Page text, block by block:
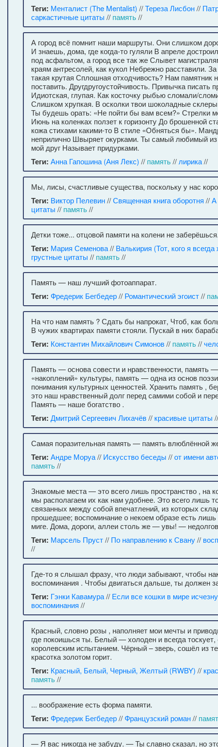
Теги: Менталист (The Mentalist) //Тереза Лисбон//
саркастичные цитаты // память//
А город всё помнит наши маршруты. Они слишком
И знаешь, дома, где когда-то гуляли В апреле
под асфальтом, а город все так же Слывет
краям антресолей, как кукол Небрежно расставили.
такая крутая Сплошная отходчивость? Нам памятник
поставить. Другдругоустойчивость. Привычка писать
Идиотская, глупая. Как косточку рыбью сломали/
Слишком хрупкая. В осколки твои шоколадные
Ты будешь орать: «Не пойти бы вам всем?» Стрелки
Июнь на коленках ползет к горизонту До брошенной
кожа стихами какими-то В стиле «Обняться бы».
неприлично Швыряет окурками. Ты самый любимый из
мой друг Называет придурками.
Теги: Анна Гапошина (Аня Лекс) // память// лирика//
Мы, лисы, счастливые существа, поскольку у нас
Теги: Виктор Пелевин//Священная книга оборотня //А
цитаты // память//
Детки тоже... отцовой памяти на колени не
Теги: Мария Семенова// Валькирия (Тот, кого я
грустные цитаты // память//
Память — наш лучший фотоаппарат.
Теги: Фредерик Бегбедер// Романтический эгоист//
На что нам память ? Сдать бы напрокат, Чтоб, как
В чужих квартирах памяти стояли. Пускай в них
Теги: Константин Михайлович Симонов// память//
Память — основа совести и нравственности, память
«накоплений» культуры, память — одна из основ
понимания культурных ценностей. Хранить память ,
это наш нравственный долг перед самими собой и
Память — наше богатство .
Теги: Дмитрий Сергеевич Лихачёв// красивые цитаты
Самая поразительная память — память влюблённой
Теги: Андре Моруа// Искусство беседы //от имени
память//
Знакомые места — это всего лишь пространство , на
мы располагаем их как нам удобнее. Это всего лишь
связанных между собой впечатлений, из которых
прошедшее; воспоминание о некоем образе есть
миге. Дома, дороги, аллеи столь же — увы! —
Теги: Марсель Пруст// По направлению к Свану//
//
Где-то я слышал фразу, что люди забывают, чтобы
воспоминания . Чтобы двигаться дальше, ты должен
Теги: Гэнки Кавамура// Если все кошки в мире
воспоминания //
Красный, словно розы , наполняет мои мечты и
где покоишься ты. Белый — холоден и всегда
королевским испытанием. Чёрный – зверь, сошёл из
красотка золотом горит.
Теги: Красный, Белый, Черный, Желтый (RWBY) //
память//
... воображение есть форма памяти.
Теги: Фредерик Бегбедер//Французский роман//
— Я вас никогда не забуду. — Ты славно сказал, но